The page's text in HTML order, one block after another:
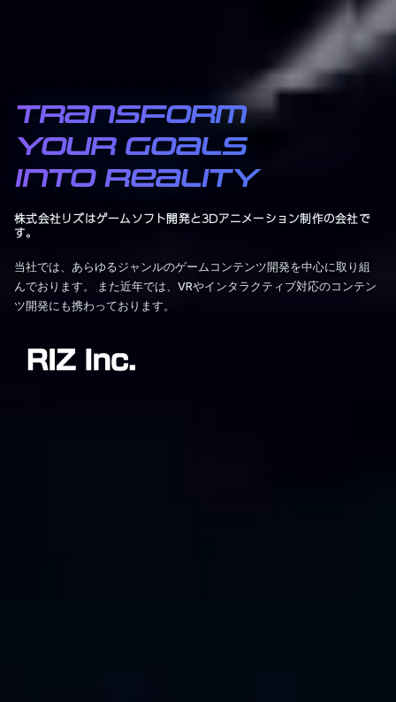
Transform
your goals
into reality
株式会社リズはゲームソフト開発と3Dアニメーション制作の会社で
す。
当社では、あらゆるジャンルのゲームコンテンツ開発を中心に取り組
んでおります。 また近年では、VRやインタラクティブ対応のコンテン
ツ開発にも携わっております。